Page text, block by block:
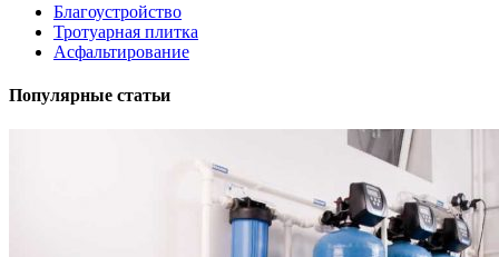
Благоустройство
Тротуарная плитка
Асфальтирование
Популярные статьи